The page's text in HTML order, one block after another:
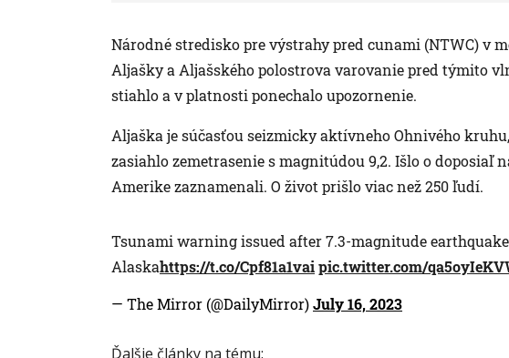
Národné stredisko pre výstrahy pred cunami (NTWC) v
Aljašky a Aljašského polostrova varovanie pred týmito
stiahlo a v platnosti ponechalo upozornenie.
Aljaška je súčasťou seizmicky aktívneho Ohnivého
zasiahlo zemetrasenie s magnitúdou 9,2. Išlo o doposiaľ
Amerike zaznamenali. O život prišlo viac než 250 ľudí.
Tsunami warning issued after 7.3-magnitude
Alaskahttps://t.co/Cpf81a1vaipic.twitter.com/
— The Mirror (@DailyMirror)July 16, 2023
Ďalšie články na tému: